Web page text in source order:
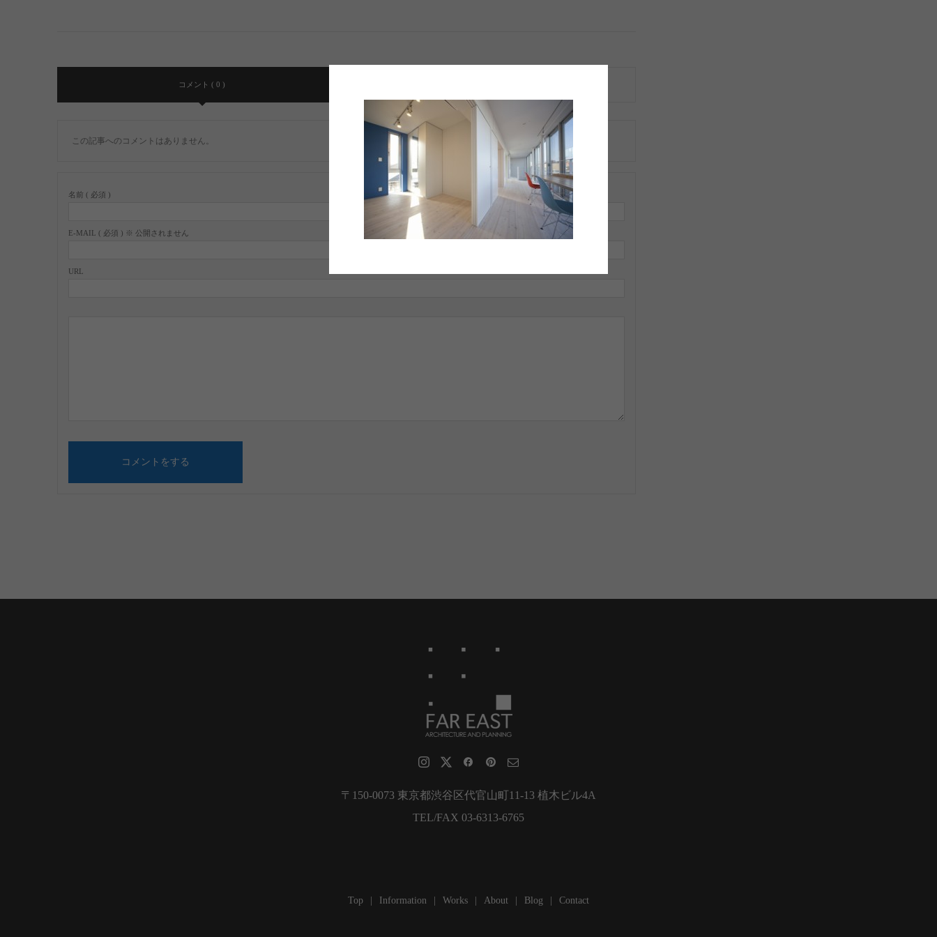
コメント ( 0 )
この記事へのコメントはありません。
名前 ( 必須 )
E-MAIL ( 必須 ) ※ 公開されません
URL
〒150-0073 東京都渋谷区代官山町11-13 植木ビル4A
TEL/FAX 03-6313-6765
Top Information Works About Blog Contact